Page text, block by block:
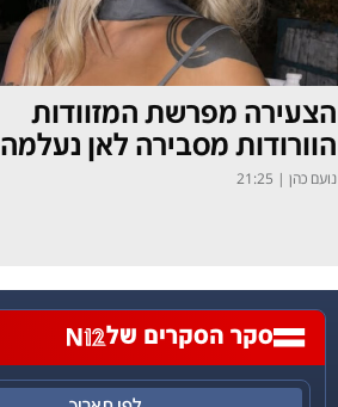
הצעירה מפרשת המזוודות
הוורודות מסבירה לאן נעלמה
נועם כהן |
21:25